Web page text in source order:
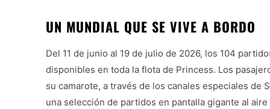
UN MUNDIAL QUE SE VIVE A BORDO
Del 11 de junio al 19 de julio de 2026, los 104
disponibles en toda la flota de Princess. Los
su camarote, a través de los canales especiales
una selección de partidos en pantalla gigante al